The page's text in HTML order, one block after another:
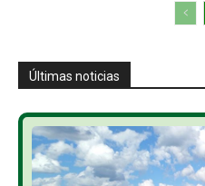
Últimas noticias